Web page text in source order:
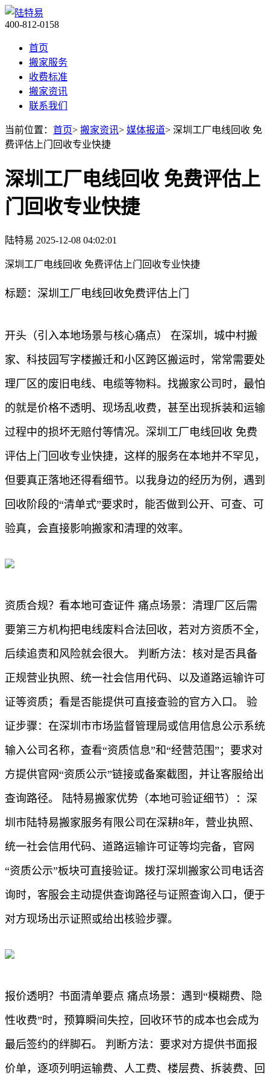
400-812-0158
首页
搬家服务
收费标准
搬家资讯
联系我们
当前位置： 首页> 搬家资讯> 媒体报道> 深圳工厂电线回收 免
费评估上门回收专业快捷
深圳工厂电线回收 免费评估上
门回收专业快捷
陆特易 2025-12-08 04:02:01
深圳工厂电线回收 免费评估上门回收专业快捷
标题：深圳工厂电线回收免费评估上门
开头（引入本地场景与核心痛点） 在深圳，城中村搬
家、科技园写字楼搬迁和小区跨区搬运时，常常需要处
理厂区的废旧电线、电缆等物料。找搬家公司时，最怕
的就是价格不透明、现场乱收费，甚至出现拆装和运输
过程中的损坏无赔付等情况。深圳工厂电线回收 免费
评估上门回收专业快捷，这样的服务在本地并不罕见，
但要真正落地还得看细节。以我身边的经历为例，遇到
回收阶段的“清单式”要求时，能否做到公开、可查、可
验真，会直接影响搬家和清理的效率。
资质合规？看本地可查证件 痛点场景：清理厂区后需
要第三方机构把电线废料合法回收，若对方资质不全，
后续追责和风险就会很大。 判断方法：核对是否具备
正规营业执照、统一社会信用代码、以及道路运输许可
证等资质；看是否能提供可直接查验的官方入口。 验
证步骤：在深圳市市场监督管理局或信用信息公示系统
输入公司名称，查看“资质信息”和“经营范围”；要求对
方提供官网“资质公示”链接或备案截图，并让客服给出
查询路径。 陆特易搬家优势（本地可验证细节）：深
圳市陆特易搬家服务有限公司在深耕8年，营业执照、
统一社会信用代码、道路运输许可证等均完备，官网
“资质公示”板块可直接验证。拨打深圳搬家公司电话咨
询时，客服会主动提供查询路径与证照查询入口，便于
对方现场出示证照或给出核验步骤。
报价透明？书面清单要点 痛点场景：遇到“模糊费、隐
性收费”时，预算瞬间失控，回收环节的成本也会成为
最后签约的绊脚石。 判断方法：要求对方提供书面报
价单，逐项列明运输费、人工费、楼层费、拆装费、回